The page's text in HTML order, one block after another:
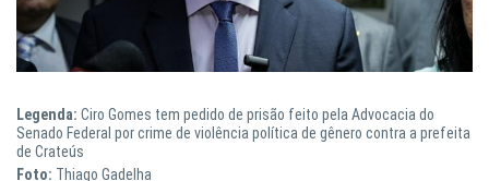
Legenda: Ciro Gomes tem pedido de prisão feito pela Advocacia do
Senado Federal por crime de violência política de gênero contra a prefeita
de Crateús
Foto: Thiago Gadelha